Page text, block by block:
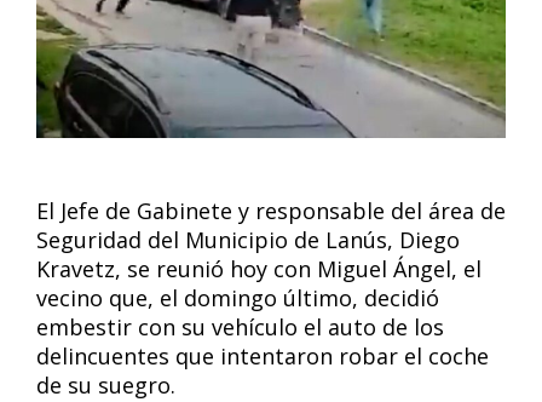
El Jefe de Gabinete y responsable del área de
Seguridad del Municipio de Lanús, Diego
Kravetz, se reunió hoy con Miguel Ángel, el
vecino que, el domingo último, decidió
embestir con su vehículo el auto de los
delincuentes que intentaron robar el coche
de su suegro.